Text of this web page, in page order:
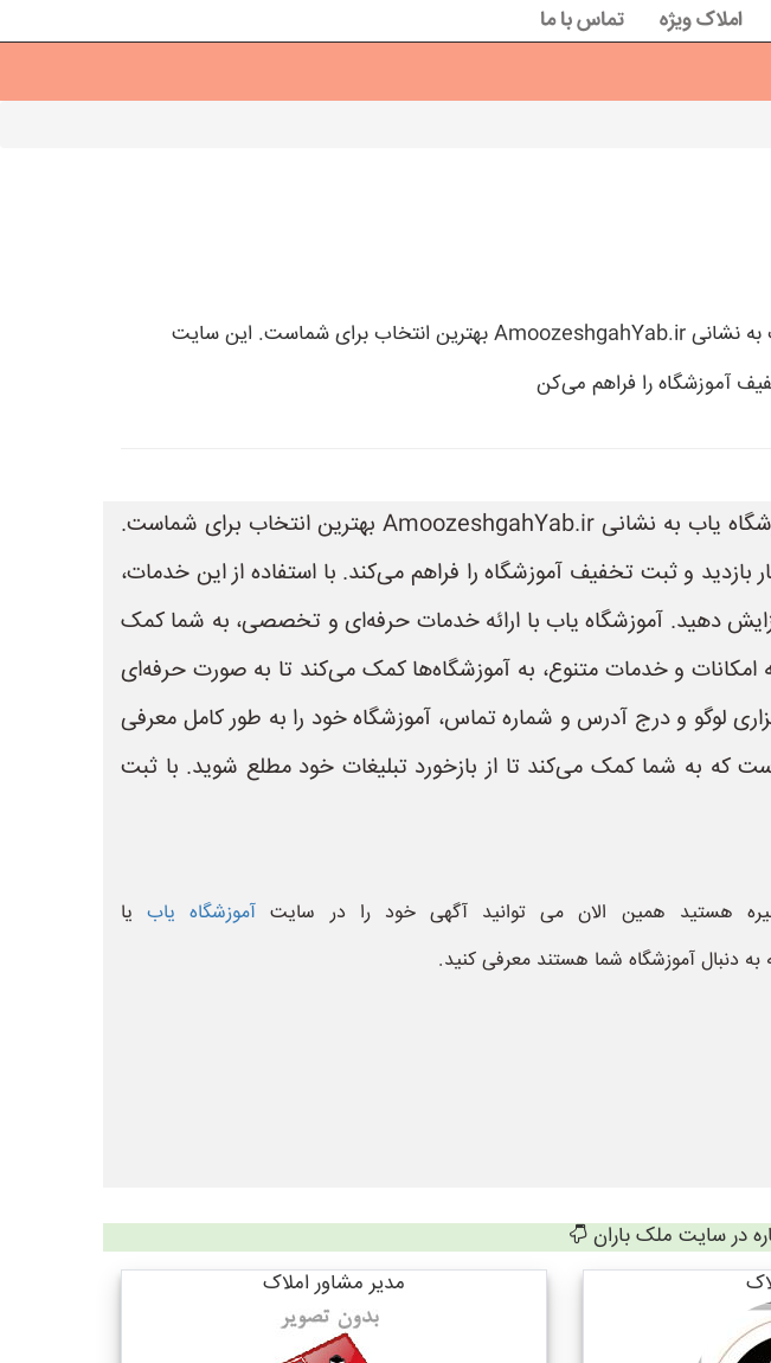
املاک ویژه
تماس با ما
اگر به دنبال یک سایت معتبر برای ثبت تبلیغ و آگهی آموزشگاه خود هستید، آموزشگاه یاب به نشانی AmoozeshgahYab.ir بهترین انتخاب برای شماست. این سایت
آموزشگاه را فراهم می‌کن
اگر به دنبال یک سایت معتبر برای ثبت تبلیغ و آگهی آموزشگاه خود هستید، آموزشگاه یاب به نشانی AmoozeshgahYab.ir بهترین انتخاب برای شماست.
و ثبت تخفیف آموزشگاه را فراهم می‌کند. با استفاده از این خدمات،
دهید. آموزشگاه یاب با ارائه خدمات حرفه‌ای و تخصصی، به شما کمک
امکانات و خدمات متنوع، به آموزشگاه‌ها کمک می‌کند تا به صورت حرفه‌ای
لوگو و درج آدرس و شماره تماس، آموزشگاه خود را به طور کامل معرفی
که به شما کمک می‌کند تا از بازخورد تبلیغات خود مطلع شوید. با ثبت
هستید همین الان می توانید آگهی خود را در سایت آموزشگاه یابیا
دنبال آموزشگاه شما هستند معرفی کنید.
در سایت ملک باران
مدیر مشاور املاک